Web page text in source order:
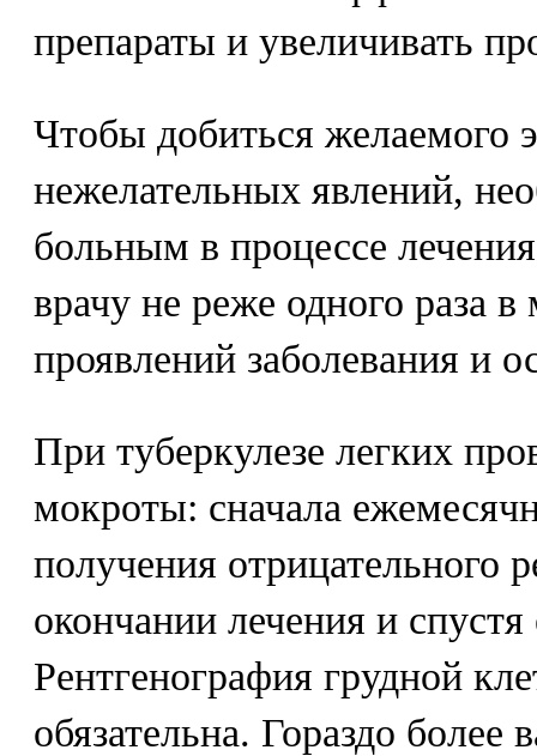
препараты и увеличивать
Чтобы добиться желаемого
нежелательных явлений,
больным в процессе
врачу не реже одного раза
проявлений заболевания и
При туберкулезе легких
мокроты: сначала
получения отрицательного
окончании лечения и
Рентгенография грудной
обязательна. Гораздо более